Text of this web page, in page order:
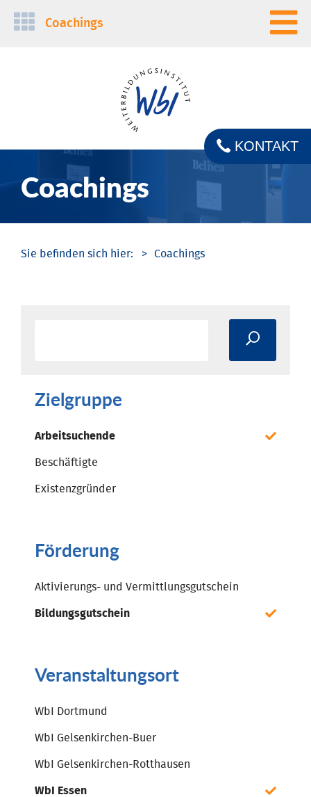
Navigation
Coachings
Coachings
KONTAKT
Coachings
Zielgruppe
Arbeitsuchende
Beschäftigte
Existenzgründer
Förderung
Aktivierungs- und Vermittlungsgutschein
Bildungsgutschein
Veranstaltungsort
WbI Dortmund
WbI Gelsenkirchen-Buer
WbI Gelsenkirchen-Rotthausen
WbI Essen